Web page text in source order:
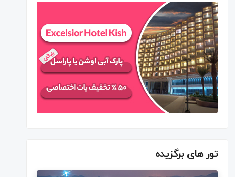
تور های برگزیده